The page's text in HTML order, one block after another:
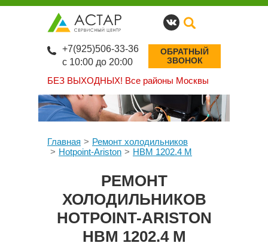
БЕЗ ВЫХОДНЫХ! Все районы Москвы
+7(925)506-33-36
с 10:00 до 20:00
ОБРАТНЫЙ
ЗВОНОК
Главная
Ремонт холодильников
Hotpoint-Ariston
HBM 1202.4 M
РЕМОНТ
ХОЛОДИЛЬНИКОВ
HOTPOINT-ARISTON
HBM 1202.4 M